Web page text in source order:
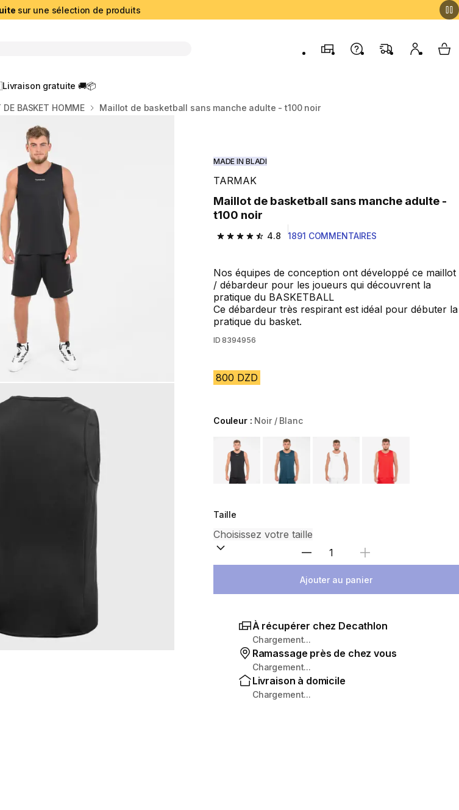
sur une sélection de produits
MagasinsContactez-nous
FAQ Mon My
Livraison gratuite 🚚📦
DE BASKET HOMME Maillot de basketball sans manche adulte - t100 noir
MADE IN BLADI
TARMAK
Maillot de basketball sans manche adulte -
t100 noir
4.8
4.8 out of 5 stars from 1891 reviews
1891 COMMENTAIRES
Nos équipes de conception ont développé ce maillot
/ débardeur pour les joueurs qui découvrent la
pratique du BASKETBALL
Ce débardeur très respirant est idéal pour débuter la
pratique du basket.
ID 8394956
800 DZD
Couleur : Noir / Blanc
Choose a variant
Taille
Sélectionnez la quantité
Ajouter au panier
À récupérer chez Decathlon
Chargement...
Ramassage près de chez vous
Chargement...
Livraison à domicile
Chargement...